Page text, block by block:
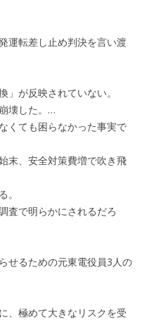
運転差し止め判決を言い渡
」が反映されていない。
壊した。 …
くても困らなかった事実で
末、安全対策費増で吹き飛
。
査で明らかにされるだろ
せるための元東電役員3人の
、極めて大きなリスクを受